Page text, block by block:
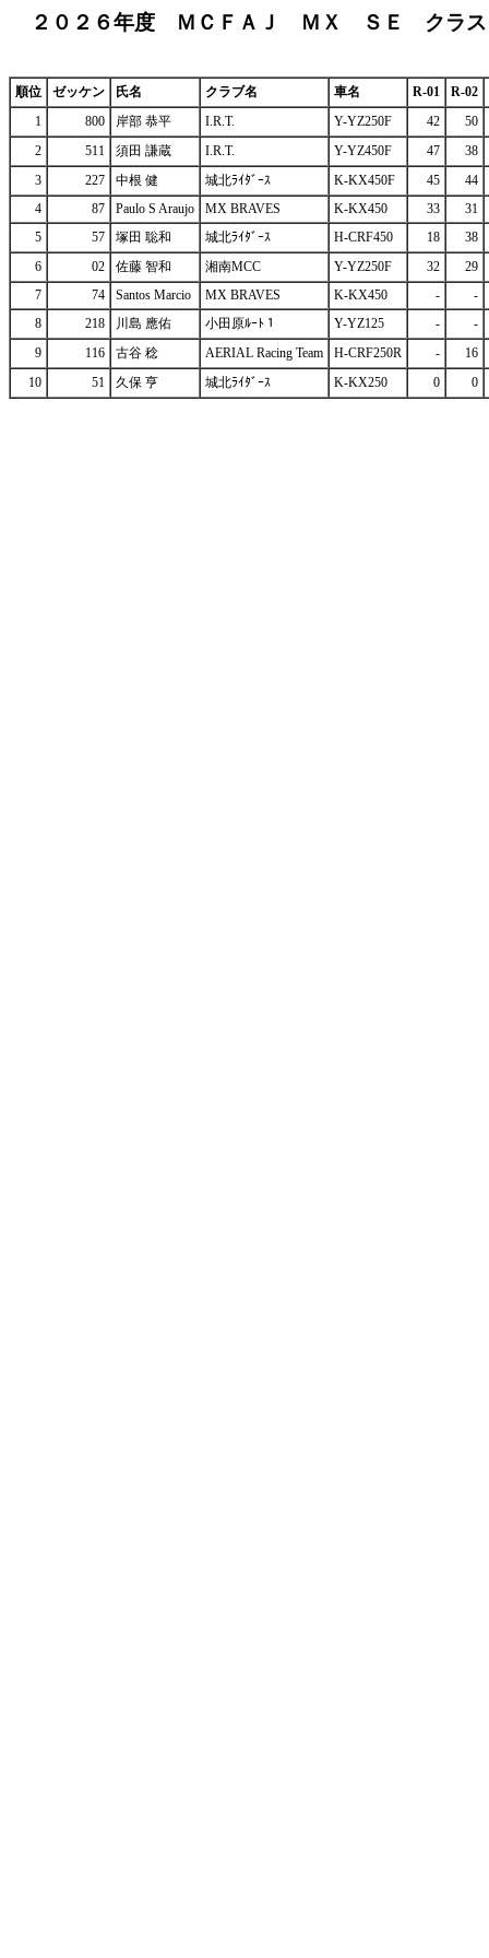
２０２６年度 ＭＣＦＡＪ ＭＸ ＳＥ クラ
順位 ゼッケン 氏名 クラブ名 車名 R-01
R-02
1
800 岸部 恭平 I.R.T. Y-YZ250F 42
50
2
511 須田 謙蔵 I.R.T. Y-YZ450F 47
38
3
227 中根 健 城北ﾗｲﾀﾞｰｽ K-KX450F 45
44
4
87 Paulo S Araujo MX BRAVES K-KX450 33
31
5
57 塚田 聡和 城北ﾗｲﾀﾞｰｽ H-CRF450 18
38
6
02 佐藤 智和 湘南MCC Y-YZ250F 32
29
7
74 Santos Marcio MX BRAVES K-KX450 -
-
8
218 川島 應佑 小田原ﾙｰﾄ１ Y-YZ125 -
-
9
116 古谷 稔 AERIAL Racing Team H-CRF250R -
16
10
51 久保 亨 城北ﾗｲﾀﾞｰｽ K-KX250 0 0